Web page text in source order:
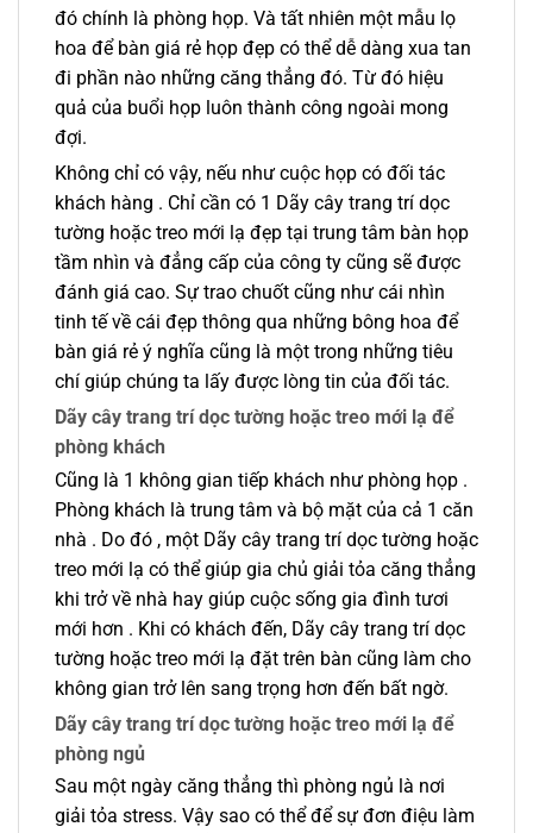
đó chính là phòng họp. Và tất nhiên một mẫu lọ
hoa để bàn giá rẻ họp đẹp có thể dễ dàng xua tan
đi phần nào những căng thẳng đó. Từ đó hiệu
quả của buổi họp luôn thành công ngoài mong
đợi.
Không chỉ có vậy, nếu như cuộc họp có đối tác
khách hàng . Chỉ cần có 1 Dãy cây trang trí dọc
tường hoặc treo mới lạ đẹp tại trung tâm bàn họp
tầm nhìn và đẳng cấp của công ty cũng sẽ được
đánh giá cao. Sự trao chuốt cũng như cái nhìn
tinh tế về cái đẹp thông qua những bông hoa để
bàn giá rẻ ý nghĩa cũng là một trong những tiêu
chí giúp chúng ta lấy được lòng tin của đối tác.
Dãy cây trang trí dọc tường hoặc treo mới lạ để
phòng khách
Cũng là 1 không gian tiếp khách như phòng họp .
Phòng khách là trung tâm và bộ mặt của cả 1 căn
nhà . Do đó , một Dãy cây trang trí dọc tường hoặc
treo mới lạ có thể giúp gia chủ giải tỏa căng thẳng
khi trở về nhà hay giúp cuộc sống gia đình tươi
mới hơn . Khi có khách đến, Dãy cây trang trí dọc
tường hoặc treo mới lạ đặt trên bàn cũng làm cho
không gian trở lên sang trọng hơn đến bất ngờ.
Dãy cây trang trí dọc tường hoặc treo mới lạ để
phòng ngủ
Sau một ngày căng thẳng thì phòng ngủ là nơi
giải tỏa stress. Vậy sao có thể để sự đơn điệu làm